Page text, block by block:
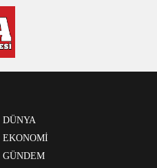
DÜNYA
EKONOMİ
GÜNDEM